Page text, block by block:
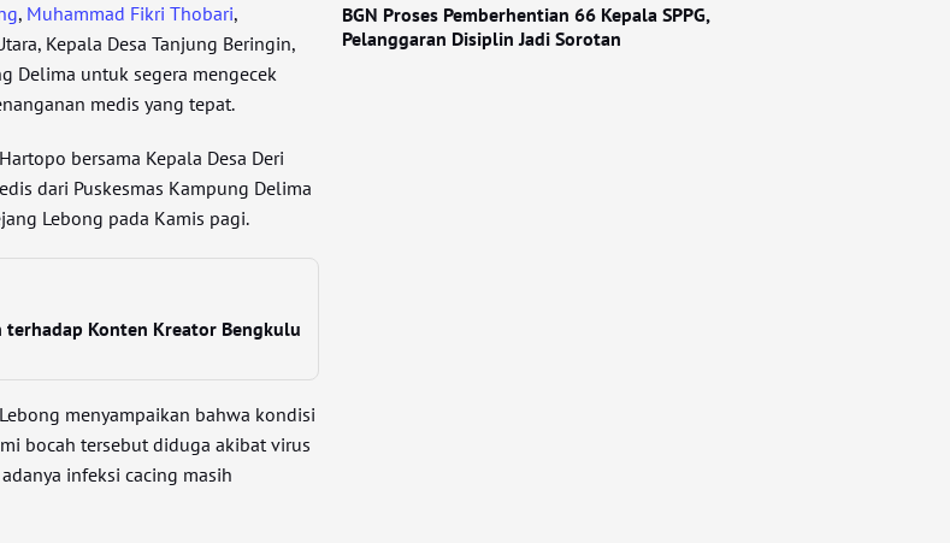
, Muhammad Fikri Thobari,
Kepala Desa Tanjung Beringin,
Delima untuk segera mengecek
medis yang tepat.
bersama Kepala Desa Deri
dari Puskesmas Kampung Delima
Lebong pada Kamis pagi.
Konten Kreator Bengkulu
menyampaikan bahwa kondisi
bocah tersebut diduga akibat virus
infeksi cacing masih
BGN Proses Pemberhentian 66 Kepala SPPG,
Pelanggaran Disiplin Jadi Sorotan